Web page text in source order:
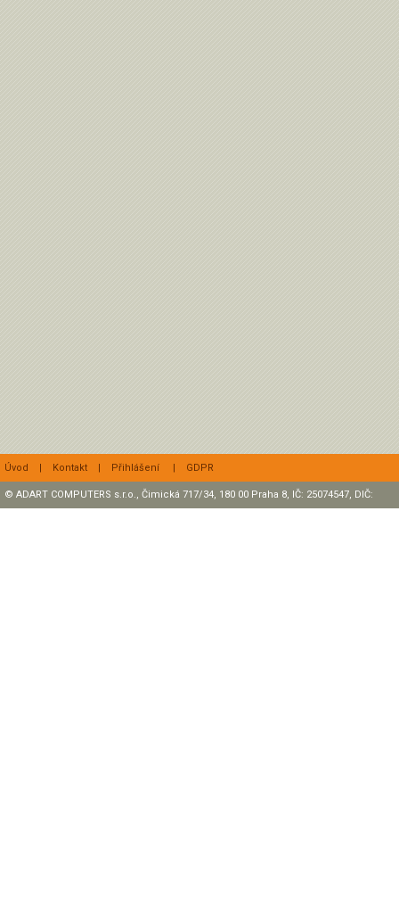
Úvod | Kontakt | Přihlášení | GDPR
© ADART COMPUTERS s.r.o., Čimická 717/34, 180 00 Praha 8, IČ: 25074547, DIČ: